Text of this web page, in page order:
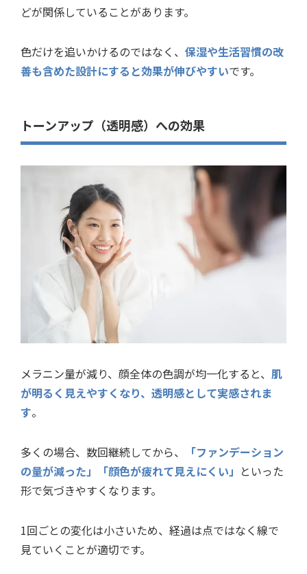
どが関係していることがあります。
色だけを追いかけるのではなく、 保湿や生活習慣の改
善も含めた設計にすると効果が伸びやすいです。
トーンアップ（透明感）への効果
メラニン量が減り、顔全体の色調が均一化すると、 肌
が明るく見えやすくなり、透明感として実感されま
す。
多くの場合、数回継続してから、
「ファンデーション
の量が減った」「顔色が疲れて見えにくい」 といった
形で気づきやすくなります。
1回ごとの変化は小さいため、経過は点ではなく線で
見ていくことが適切です。